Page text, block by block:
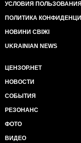
УСЛОВИЯ ПОЛЬЗОВАНИЯ
ПОЛИТИКА
НОВИНИ СВІЖІ
UKRAINIAN NEWS
ЦЕНЗОР.НЕТ
НОВОСТИ
СОБЫТИЯ
РЕЗОНАНС
ФОТО
ВИДЕО